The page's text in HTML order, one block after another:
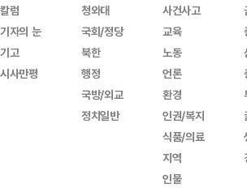
칼럼
기자의 눈
기고
시사만평
청와대
국회/정당
북한
행정
국방/외교
정치일반
사건사고
교육
노동
언론
환경
인권/복지
식품/의료
지역
인물